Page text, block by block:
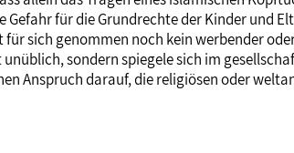
Gefahr für die Grundrechte der Kinder und
sich genommen noch kein werbender
sondern spiegele sich im
Anspruch darauf, die religiösen oder